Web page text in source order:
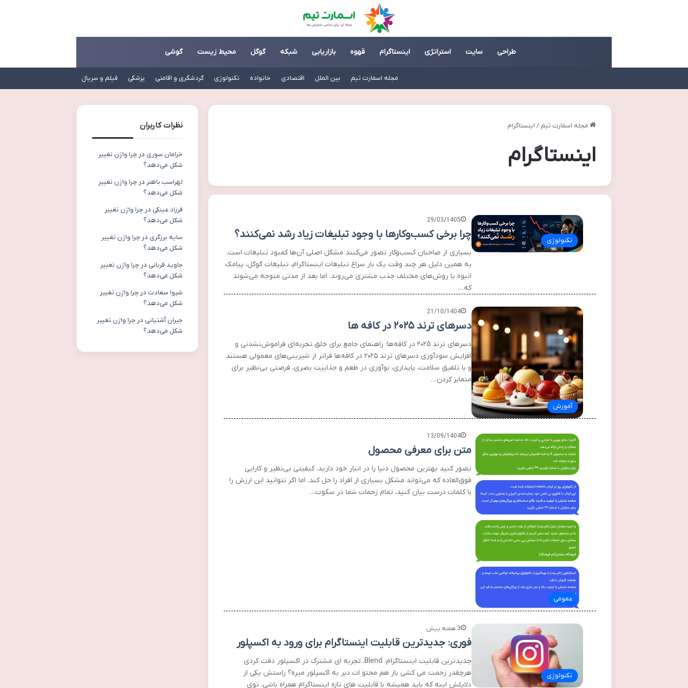
طراحی سایت استراتژی اینستاگرام قهوه بازاریابی شبکه گوگل محیط زیست گوشی
مجله اسمارت تیم بین الملل اقتصادی خانواده تکنولوژی گردشگری و اقامتی پزشکی فیلم و سریال
مجله اسمارت تیم / اینستاگرام
اینستاگرام
تکنولوژی
29/03/1405
چرا برخی کسب‌وکارها با وجود تبلیغات زیاد رشد نمی‌کنند؟
بسیاری از صاحبان کسب‌وکار تصور می‌کنند مشکل اصلی آن‌ها کمبود تبلیغات است.
به همین دلیل هر چند وقت یک بار سراغ تبلیغات اینستاگرام، تبلیغات گوگل، پیامک
انبوه یا روش‌های مختلف جذب مشتری می‌روند. اما بعد از مدتی متوجه می‌شوند
که…
آموزش
21/10/1404
دسرهای ترند ۲۰۲۵ در کافه ها
دسرهای ترند ۲۰۲۵ در کافه‌ها: راهنمای جامع برای خلق تجربه‌ای فراموش‌نشدنی و
افزایش سودآوری دسرهای ترند ۲۰۲۵ در کافه‌ها فراتر از شیرینی‌های معمولی هستند
و با تلفیق سلامت، پایداری، نوآوری در طعم و جذابیت بصری، فرصتی بی‌نظیر برای
متمایز کردن…
عمومی
13/09/1404
متن برای معرفی محصول
تصور کنید بهترین محصول دنیا را در انبار خود دارید. کیفیتی بی‌نظیر و کارایی
فوق‌العاده که می‌تواند مشکل بسیاری از افراد را حل کند. اما اگر نتوانید این ارزش را
با کلمات درست بیان کنید، تمام زحمات شما در سکوت…
تکنولوژی
3 هفته پیش
فوری: جدیدترین قابلیت اینستاگرام برای ورود به اکسپلور
جدیدترین قابلیت اینستاگرام: Blend، تجربه ای مشترک در اکسپلور دقت کردی
هرچقدر زحمت می کشی باز هم محتو ات دیر به اکسپلور میره؟ راستش یکی از
دلایلش اینه که باید همیشه با قابلیت های تازه اینستاگرام همراه باشی. توی
نظرات کاربران
خرامان سوری در چرا واژن تغییر
شکل می‌دهد؟
لهراسب باهنر در چرا واژن تغییر
شکل می‌دهد؟
فرزاد عینکی در چرا واژن تغییر
شکل می‌دهد؟
سایه برزگری در چرا واژن تغییر
شکل می‌دهد؟
جاوید قربانی در چرا واژن تغییر
شکل می‌دهد؟
شیوا سعادتدر چرا واژن تغییر
شکل می‌دهد؟
جیران آشتیانی در چرا واژن تغییر
شکل می‌دهد؟